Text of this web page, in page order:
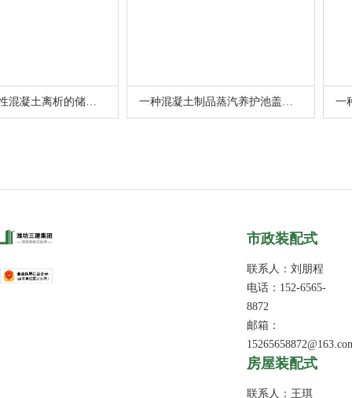
种预防干硬性混凝土离析的储料斗 一种混凝土制品蒸汽养护池盖板装置
市政装配式
联系人：刘朋程
电话：152-6565-
8872
邮箱：
​房屋装配式
联系人：王琪